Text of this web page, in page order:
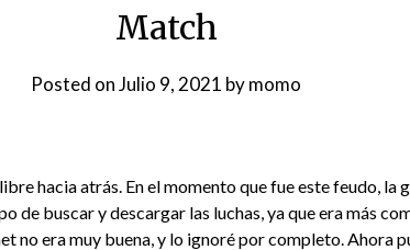
Match
Posted onJulio 9, 2021 bymomo
hacia atrás. En el momento que fue este feudo, la
de buscar y descargar las luchas, ya que era más
no era muy buena, y lo ignoré por completo. Ahora